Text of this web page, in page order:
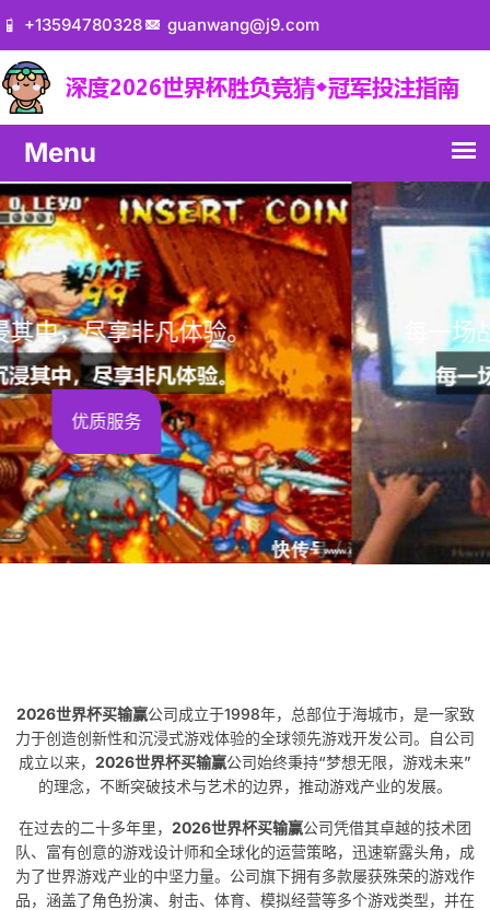
+13594780328 guanwang@j9.com
每一场战斗，都是一次全新的冒险！
了解我们
2026世界杯买输赢公司成立于1998年，总部位于海城市，是一家致
力于创造创新性和沉浸式游戏体验的全球领先游戏开发公司。自公司
成立以来， 2026世界杯买输赢公司始终秉持“梦想无限，游戏未来”
的理念，不断突破技术与艺术的边界，推动游戏产业的发展。
在过去的二十多年里， 2026世界杯买输赢公司凭借其卓越的技术团
队、富有创意的游戏设计师和全球化的运营策略，迅速崭露头角，成
为了世界游戏产业的中坚力量。公司旗下拥有多款屡获殊荣的游戏作
品，涵盖了角色扮演、射击、体育、模拟经营等多个游戏类型，并在